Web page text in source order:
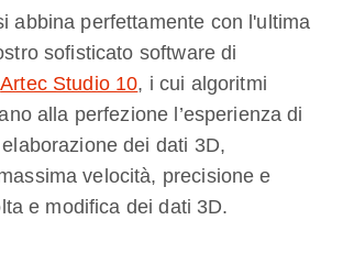
abbina perfettamente con l'ultima
sofisticato software di
Artec Studio 10, i cui algoritmi
alla perfezione l’esperienza di
dei dati 3D,
velocità, precisione e
e modifica dei dati 3D.